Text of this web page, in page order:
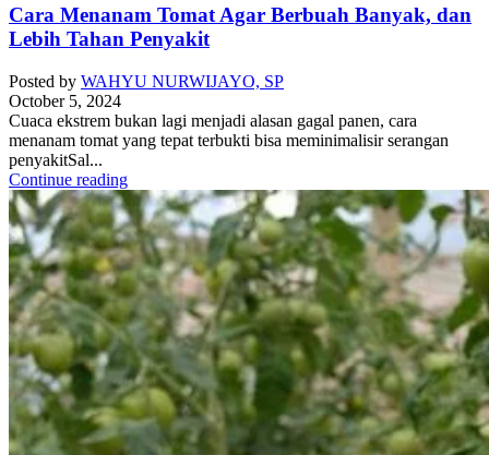
Cara Menanam Tomat Agar Berbuah Banyak, dan
Lebih Tahan Penyakit
Posted by WAHYU NURWIJAYO, SP
October 5, 2024
Cuaca ekstrem bukan lagi menjadi alasan gagal panen, cara
menanam tomat yang tepat terbukti bisa meminimalisir serangan
penyakitSal...
Continue reading